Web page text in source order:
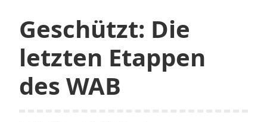
Geschützt: Die
letzten Etappen
des WAB